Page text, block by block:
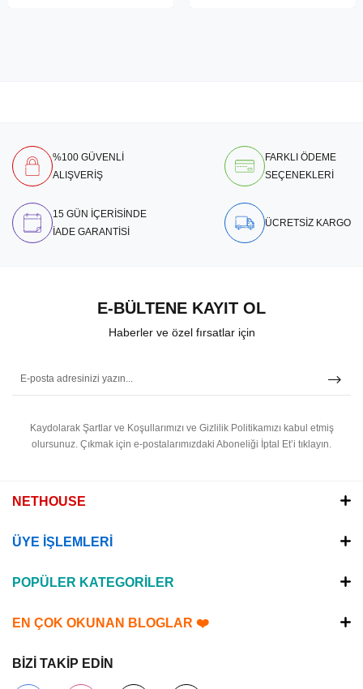
%100 GÜVENLİ
ALIŞVERİŞ
FARKLI ÖDEME
SEÇENEKLERİ
15 GÜN İÇERİSİNDE
İADE GARANTİSİ
ÜCRETSİZ KARGO
E-BÜLTENE KAYIT OL
Haberler ve özel fırsatlar için
Kaydolarak Şartlar ve Koşullarımızı ve Gizlilik Politikamızı kabul etmiş
olursunuz. Çıkmak için e-postalarımızdaki Aboneliği İptal Et’i tıklayın.
NETHOUSE
ÜYE İŞLEMLERİ
POPÜLER KATEGORİLER
EN ÇOK OKUNAN BLOGLAR ❤️
BİZİ TAKİP EDİN